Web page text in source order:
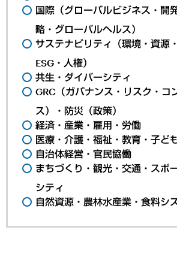
国際（グローバルビジネス・開
略・グローバルヘルス）
サステナビリティ（環境・資源
ESG・人権）
共生・ダイバーシティ
GRC（ガバナンス・リスク・コ
ス）・防災（政策）
経済・産業・雇用・労働
医療・介護・福祉・教育・子ど
自治体経営・官民協働
まちづくり・観光・交通・スポ
シティ
自然資源・農林水産業・食料シ